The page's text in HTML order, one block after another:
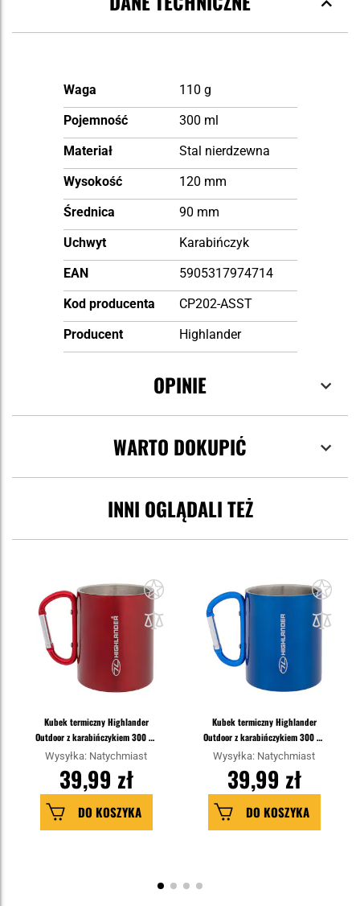
Więcej
Waga
110 g
Pojemność
300 ml
Materiał
Stal nierdzewna
Wysokość
120 mm
Średnica
90 mm
Uchwyt
Karabińczyk
EAN
5905317974714
Kod producenta
CP202-ASST
Producent
Highlander
OPINIE
WARTO DOKUPIĆ
INNI OGLĄDALI TEŻ
Kubek termiczny Highlander
Outdoor z karabińczykiem 300 ml
- Red
Wysyłka: Natychmiast
39,99 zł
DO KOSZYKA
Kubek termiczny Highlander
Outdoor z karabińczykiem 300 ml
- Blue
Wysyłka: Natychmiast
39,99 zł
DO KOSZYKA